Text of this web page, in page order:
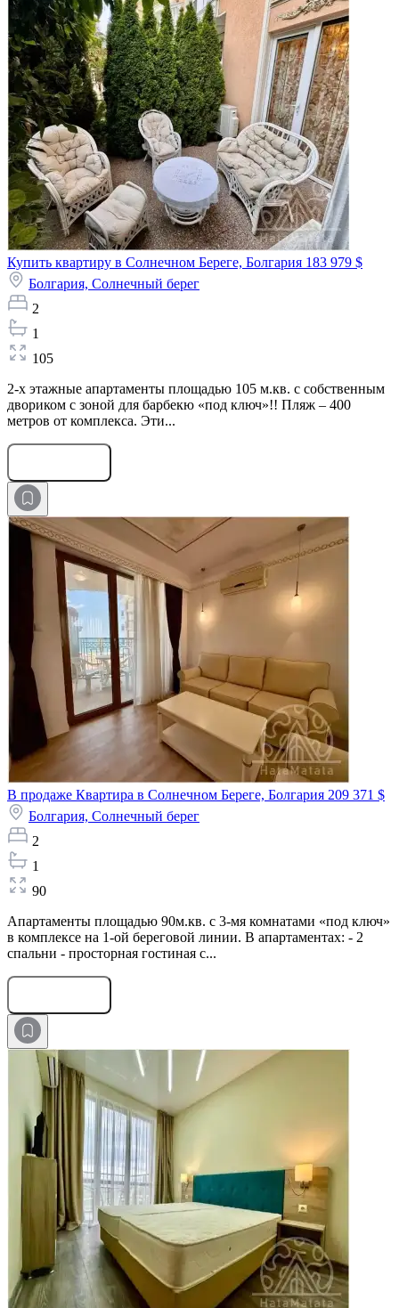
Купить квартиру в Солнечном Береге, Болгария 183 979 $
Болгария, Солнечный берег
2
1
105
2-х этажные апартаменты площадью 105 м.кв. с собственным
двориком с зоной для барбекю «под ключ»!! Пляж – 400
метров от комплекса. Эти...
В продаже Квартира в Солнечном Береге, Болгария 209 371 $
Болгария, Солнечный берег
2
1
90
Апартаменты площадью 90м.кв. с 3-мя комнатами «под ключ»
в комплексе на 1-ой береговой линии. В апартаментах: - 2
спальни - просторная гостиная с...